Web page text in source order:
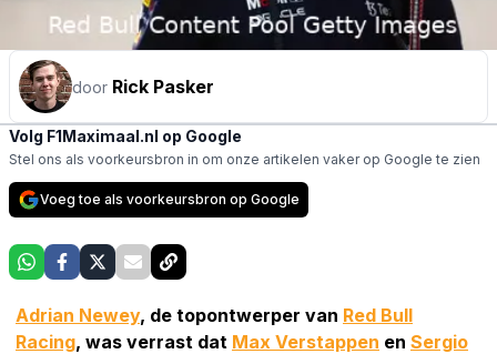
door Rick Pasker
Volg F1Maximaal.nl op Google
Stel ons als voorkeursbron in om onze artikelen vaker op Google te zien
Voeg toe als voorkeursbron op Google
Adrian Newey, de topontwerper van Red Bull
Racing, was verrast dat Max Verstappen en Sergio